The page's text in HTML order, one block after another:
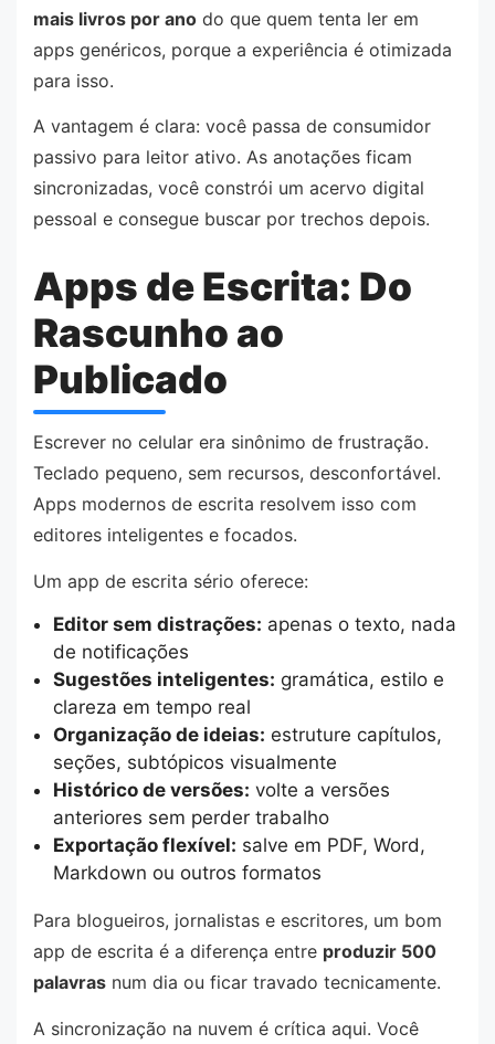
mais livros por ano do que quem tenta ler em
apps genéricos, porque a experiência é otimizada
para isso.
A vantagem é clara: você passa de consumidor
passivo para leitor ativo. As anotações ficam
sincronizadas, você constrói um acervo digital
pessoal e consegue buscar por trechos depois.
Apps de Escrita: Do
Rascunho ao
Publicado
Escrever no celular era sinônimo de frustração.
Teclado pequeno, sem recursos, desconfortável.
Apps modernos de escrita resolvem isso com
editores inteligentes e focados.
Um app de escrita sério oferece:
Editor sem distrações: apenas o texto, nada
de notificações
Sugestões inteligentes: gramática, estilo e
clareza em tempo real
Organização de ideias: estruture capítulos,
seções, subtópicos visualmente
Histórico de versões: volte a versões
anteriores sem perder trabalho
Exportação flexível: salve em PDF, Word,
Markdown ou outros formatos
Para blogueiros, jornalistas e escritores, um bom
app de escrita é a diferença entre produzir 500
palavras num dia ou ficar travado tecnicamente.
A sincronização na nuvem é crítica aqui. Você